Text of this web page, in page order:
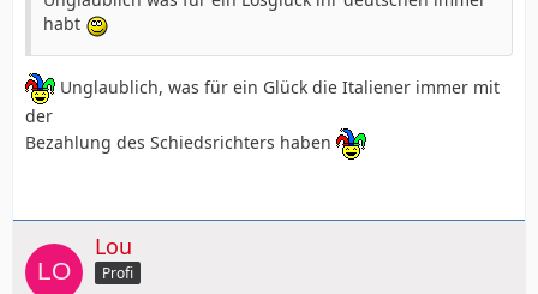
habt
Unglaublich, was für ein Glück die Italiener immer mit
der
Bezahlung des Schiedsrichters haben
Lou
Profi